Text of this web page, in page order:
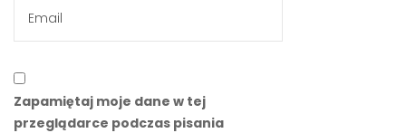
Zapamiętaj moje dane w tej
przeglądarce podczas pisania